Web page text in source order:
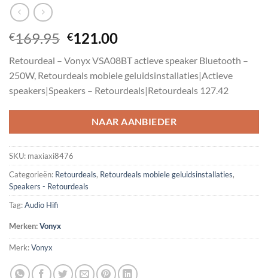
€169.95 Oorspronkelijke
was:
€169.95.
€121.00Huidige
is:
€121.00.
Retourdeal – Vonyx VSA08BT actieve speaker Bluetooth –
250W, Retourdeals mobiele geluidsinstallaties|Actieve
speakers|Speakers – Retourdeals|Retourdeals 127.42
NAAR AANBIEDER
SKU: maxiaxi8476
Categorieën: Retourdeals, Retourdeals mobiele geluidsinstallaties,
Speakers - Retourdeals
Tag:Audio Hifi
Merken:Vonyx
Merk:Vonyx